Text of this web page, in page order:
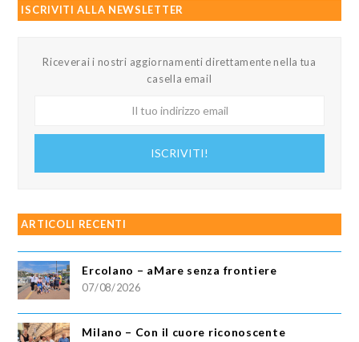
ISCRIVITI ALLA NEWSLETTER
Riceverai i nostri aggiornamenti direttamente nella tua
casella email
ISCRIVITI!
ARTICOLI RECENTI
Ercolano – aMare senza frontiere
07/08/2026
Milano – Con il cuore riconoscente